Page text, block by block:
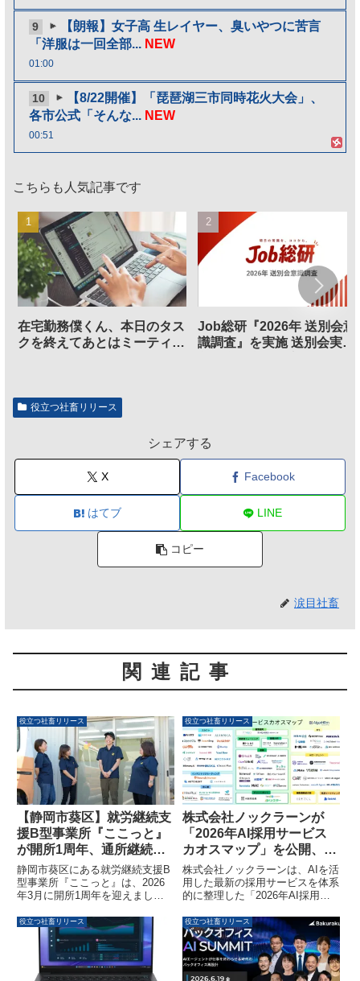
9
【朗報】女子高 生レイヤー、臭いやつに苦言
「洋服は一回全部... NEW
01:00
10
【8/22開催】「琵琶湖三市同時花火大会」、
各市公式「そんな... NEW
00:51
こちらも人気記事です
在宅勤務僕くん、本日のタス
クを終えてあとはミーティン
Job総研『2026年 送別会意
識調査』を実施 送別会実施
役立つ社畜リリース
シェアする
X Facebook
はてブ LINE
コピー
涙目社畜
関連記事
役立つ社畜リリース
【静岡市葵区】就労継続支
援B型事業所『ここっと』
が開所1周年、通所継続率
95％と工賃大幅アップの実
績を達成し見学会を実施
静岡市葵区にある就労継続支援B
型事業所『ここっと』は、2026
年3月に開所1周年を迎えまし
利用開始3ヶ月で工賃が約7倍に
向上した実績も報告されていま
す。理学療法士、作業療法士、介
護福祉士が在籍し、利用者一人ひ
とりのこころと身体をサポート。
役立つ社畜リリース
株式会社ノックラーンが
「2026年AI採用サービス
カオスマップ」を公開、最
新のAI活用サービスを可視
化
株式会社ノックラーンは、AIを活
用した最新の採用サービスを体系
的に整理した「2026年AI採用サ
した。AIエージェントや面接、ス
カウトなど多様なカテゴリに分け
てサービスが可視化されていま
す。
役立つ社畜リリース 役立つ社畜リリース